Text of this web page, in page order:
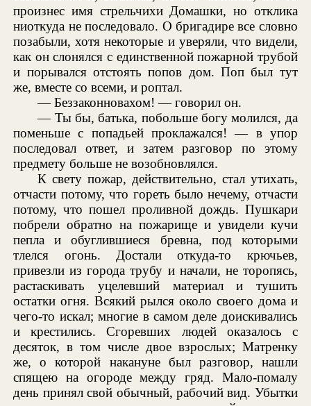
произнес имя стрельчихи Домашки, но отклика
ниоткуда не последовало. О бригадире все словно
позабыли, хотя некоторые и уверяли, что видели,
как он слонялся с единственной пожарной трубой
и порывался отстоять попов дом. Поп был тут
же, вместе со всеми, и роптал.
— Беззаконновахом! — говорил он.
— Ты бы, батька, побольше богу молился, да
поменьше с попадьей проклажался! — в упор
последовал ответ, и затем разговор по этому
предмету больше не возобновлялся.
К свету пожар, действительно, стал утихать,
отчасти потому, что гореть было нечему, отчасти
потому, что пошел проливной дождь. Пушкари
побрели обратно на пожарище и увидели кучи
пепла и обуглившиеся бревна, под которыми
тлелся огонь. Достали откуда-то крючьев,
привезли из города трубу и начали, не торопясь,
растаскивать уцелевший материал и тушить
остатки огня. Всякий рылся около своего дома и
чего-то искал; многие в самом деле доискивались
и крестились. Сгоревших людей оказалось с
десяток, в том числе двое взрослых; Матренку
же, о которой накануне был разговор, нашли
спящею на огороде между гряд. Мало-помалу
день принял свой обычный, рабочий вид. Убытки